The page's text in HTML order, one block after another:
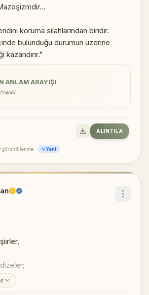
koruma silahlarından biridir.
bulunduğu durumun üzerine
kazandırır."
ANLAM ARAYIŞI
ALINTILA
görüntülenme ✨ Yeni